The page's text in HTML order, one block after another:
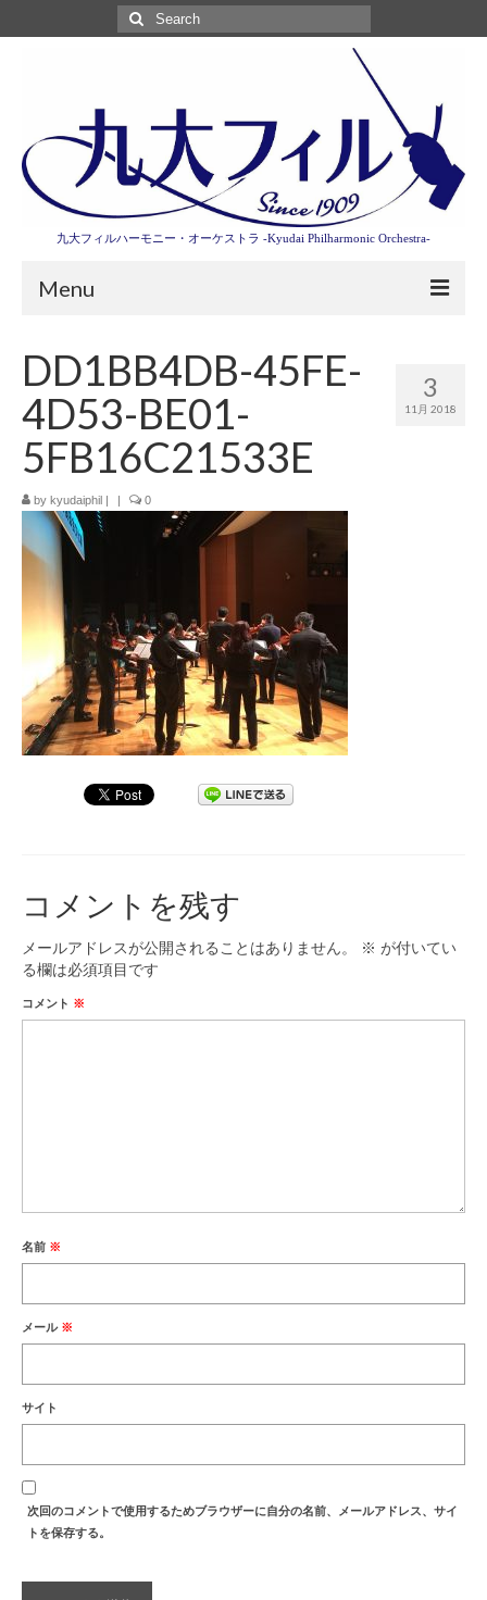
Search
for:
九大フィルハーモニー・オーケストラ -Kyudai Philharmonic Orchestra-
Menu
演奏会情報
九大フィルの歴史
ご寄付のお願い
演奏会の歴史
出張演奏
九大フィル特集ページ
団員専用ページ
3
11月 2018
DD1BB4DB-45FE-
4D53-BE01-
5FB16C21533E
by kyudaiphil 0
コメントを残す
メールアドレスが公開されることはありません。 ※ が付いてい
る欄は必須項目です
コメント ※
名前 ※
メール ※
サイト
次回のコメントで使用するためブラウザーに自分の名前、メールアドレス、サイ
トを保存する。